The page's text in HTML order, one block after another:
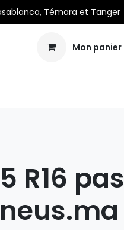
Témara et Tanger
Mon panier
R16 pas